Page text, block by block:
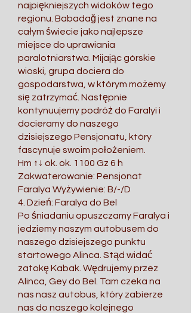
najpiękniejszych widoków tego
regionu. Babadağ jest znane na
całym świecie jako najlepsze
miejsce do uprawiania
paralotniarstwa. Mijając górskie
wioski, grupa dociera do
gospodarstwa, w którym możemy
się zatrzymać. Następnie
kontynuujemy podróż do Faralyi i
docieramy do naszego
dzisiejszego Pensjonatu, który
fascynuje swoim położeniem.
Hm ↑↓ ok. ok. 1100 Gz 6 h
Zakwaterowanie: Pensjonat
Faralya Wyżywienie: B/-/D
4. Dzień: Faralya do Bel
Po śniadaniu opuszczamy Faralya i
jedziemy naszym autobusem do
naszego dzisiejszego punktu
startowego Alinca. Stąd widać
zatokę Kabak. Wędrujemy przez
Alinca, Gey do Bel. Tam czeka na
nas nasz autobus, który zabierze
nas do naszego kolejnego